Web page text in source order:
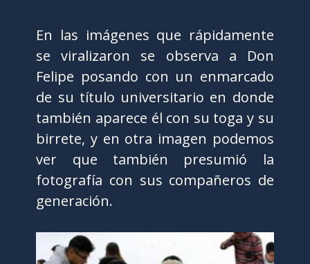
En las imágenes que rápidamente
se viralizaron se observa a Don
Felipe posando con un enmarcado
de su título universitario en donde
también aparece él con su toga y su
birrete, y en otra imagen podemos
ver que también presumió la
fotografía con sus compañeros de
generación.